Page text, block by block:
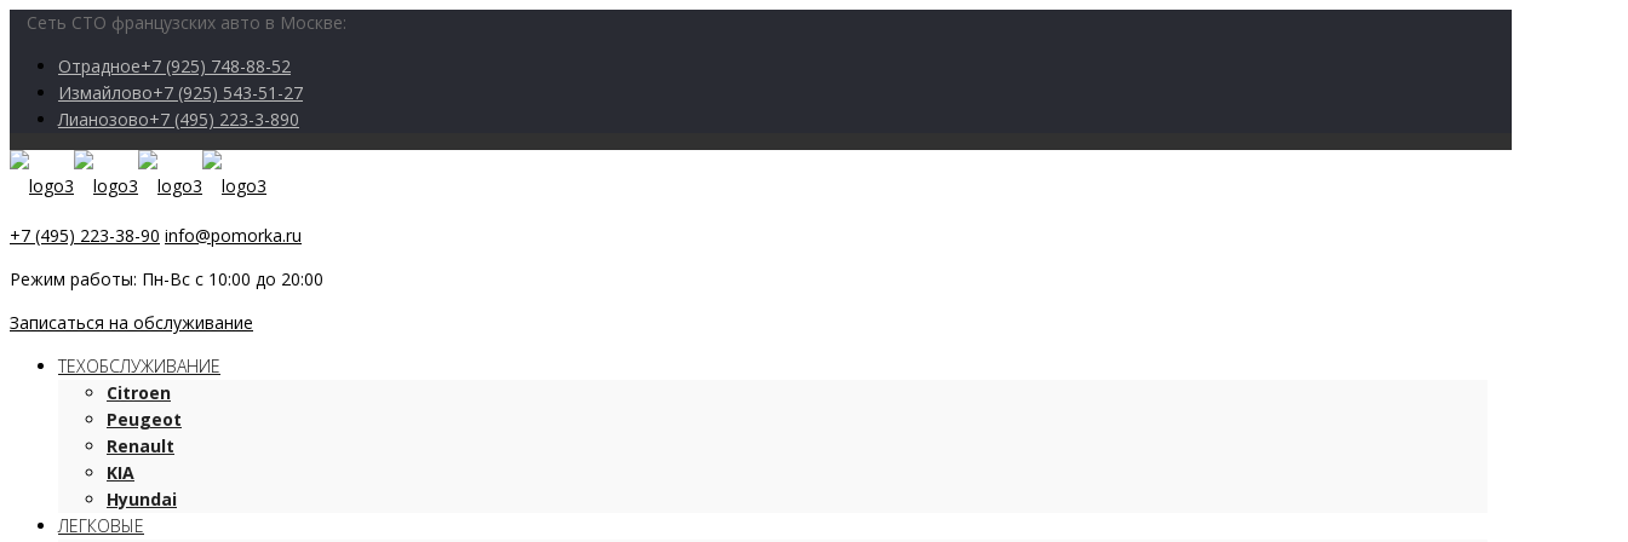
Сеть СТО французских авто в Москве:
Отрадное+7 (925) 748-88-52
Измайлово+7 (925) 543-51-27
Лианозово+7 (495) 223-3-890
+7 (495) 223-38-90 info@pomorka.ru
Режим работы: Пн-Вс с 10:00 до 20:00
Записаться на обслуживание
ТЕХОБСЛУЖИВАНИЕ
Citroen
Peugeot
Renault
KIA
Hyundai
ЛЕГКОВЫЕ